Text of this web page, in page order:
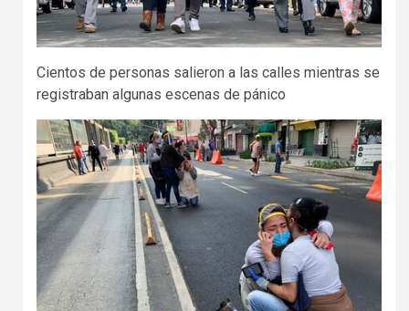
Cientos de personas salieron a las calles mientras se
registraban algunas escenas de pánico